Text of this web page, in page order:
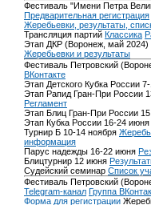
Фестиваль "Имени Петра
Предварительная регистрация
Жеребьевки, результаты,
Трансляция партий Классика
Этап ДКР (Воронеж, май 2024)
Жеребьевки и результаты
Фестиваль Петровский
ВКонтакте
Этап Детского Кубка России
Этап Рапид Гран-При России
Регламент
Этап Блиц Гран-При России
Этап Кубка России 16-24 июня
Турнир Б 10-14 ноября
информация
Парус надежды 16-22 июня
Блицтурнир 12 июня
Судейский семинар Список
Фестиваль Петровский
Telegram-канал Группа
Форма для регистрации